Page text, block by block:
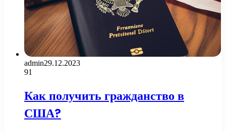
admin29.12.2023
91
Как получить гражданство в
США?